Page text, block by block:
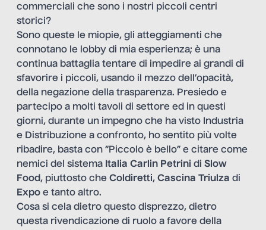
commerciali che sono i nostri piccoli centri
storici?
Sono queste le miopie, gli atteggiamenti che
connotano le lobby di mia esperienza; è una
continua battaglia tentare di impedire ai grandi di
sfavorire i piccoli, usando il mezzo dell’opacità,
della negazione della trasparenza. Presiedo e
partecipo a molti tavoli di settore ed in questi
giorni, durante un impegno che ha visto Industria
e Distribuzione a confronto, ho sentito più volte
ribadire, basta con “Piccolo è bello” e citare come
nemici del sistema Italia Carlin Petrini di Slow
Food, piuttosto che Coldiretti, Cascina Triulza di
Expo e tanto altro.
Cosa si cela dietro questo disprezzo, dietro
questa rivendicazione di ruolo a favore della